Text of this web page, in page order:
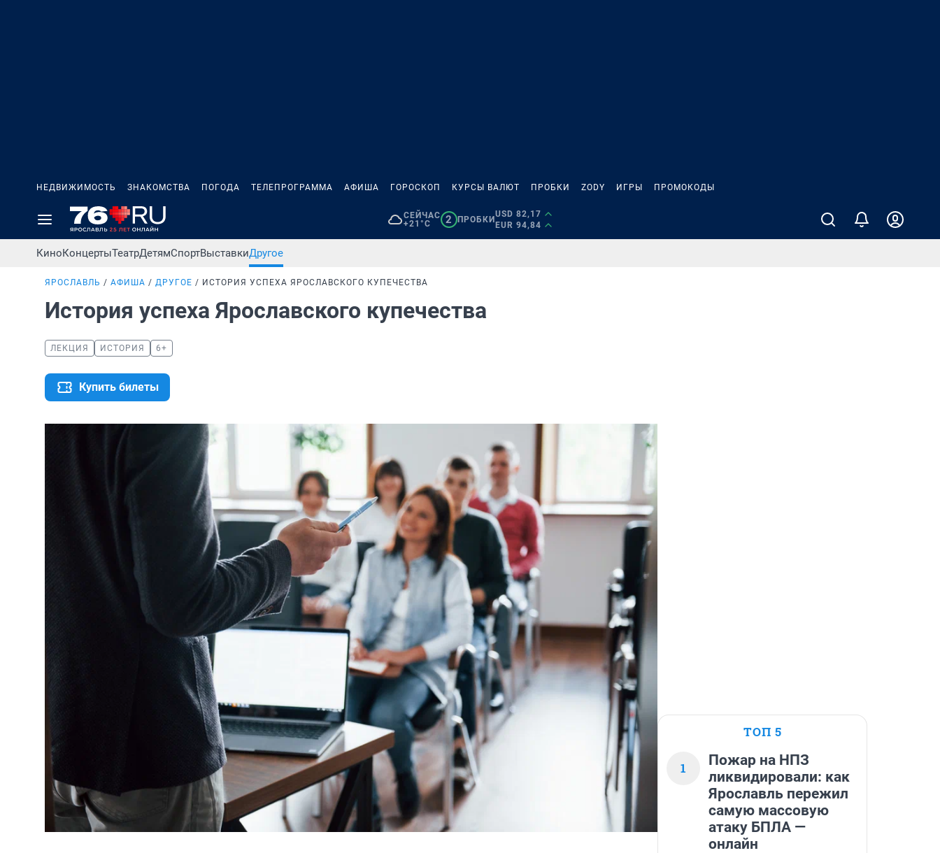
НЕДВИЖИМОСТЬ ЗНАКОМСТВА ПОГОДА ТЕЛЕПРОГРАММА АФИША ГОРОСКОП КУРСЫ ВАЛЮТ ПРОБКИ ZODY ИГРЫ ПРОМОКОДЫ
СЕЙЧАС
+21°C
2 ПРОБКИ
USD 82,17
EUR 94,84
КиноКонцертыТеатрДетямСпортВыставкиДругое
ЯРОСЛАВЛЬ АФИША ДРУГОЕ ИСТОРИЯ УСПЕХА ЯРОСЛАВСКОГО КУПЕЧЕСТВА
История успеха Ярославского купечества
ЛЕКЦИЯ ИСТОРИЯ 6+
Купить билеты
ТОП 5
1
Пожар на НПЗ
ликвидировали: как
Ярославль пережил
самую массовую
атаку БПЛА —
онлайн